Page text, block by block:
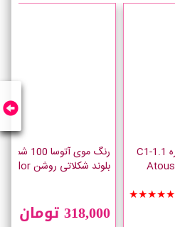
رنگ موی آتوسا 100 شماره C1-1.1
★★★★★
بلوند شکلاتی روشن Atousa Color
318,000 تومان